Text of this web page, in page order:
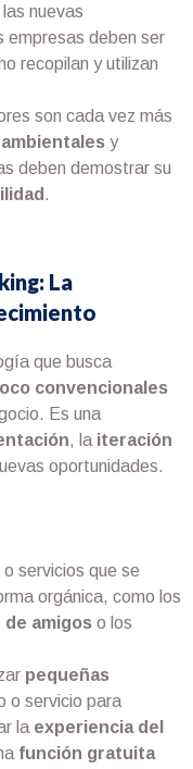
las nuevas
empresas deben ser
recopilan y utilizan
son cada vez más
y
deben demostrar su
.
La
que busca
convencionales
Es una
, la iteración
oportunidades.
servicios que se
orgánica, como los
amigos o los
pequeñas
o servicio para
la experiencia del
función gratuita